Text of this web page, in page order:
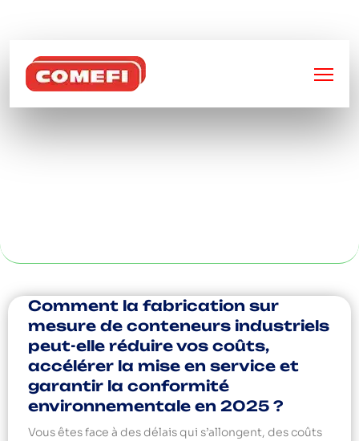
CONCEPTION
Comment la fabrication sur
mesure de conteneurs industriels
peut-elle réduire vos coûts,
accélérer la mise en service et
garantir la conformité
environnementale en 2025 ?
Vous êtes face à des délais qui s’allongent, des coûts